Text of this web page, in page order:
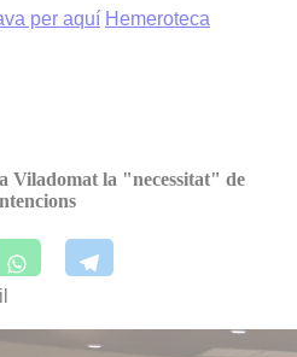
per aquí Hemeroteca
Viladomat la "necessitat" de